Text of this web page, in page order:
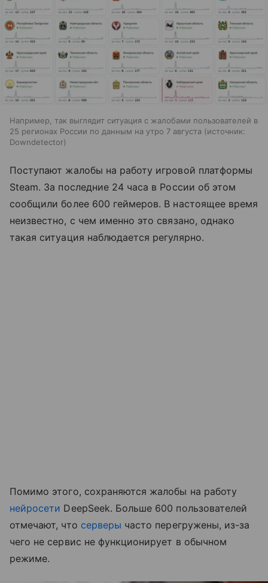
Например, так выглядит ситуация с жалобами пользователей в
25 регионах России по данным на утро 7 августа
источник:
Downdetector
Поступают жалобы на работу игровой платформы
Steam. За последние 24 часа в России об этом
сообщили более 600 геймеров. В настоящее время
неизвестно, с чем именно это связано, однако
такая ситуация наблюдается регулярно.
Помимо этого, сохраняются жалобы на работу
нейросети DeepSeek. Больше 600 пользователей
отмечают, что серверы часто перегружены, из-за
чего не сервис не функционирует в обычном
режиме.